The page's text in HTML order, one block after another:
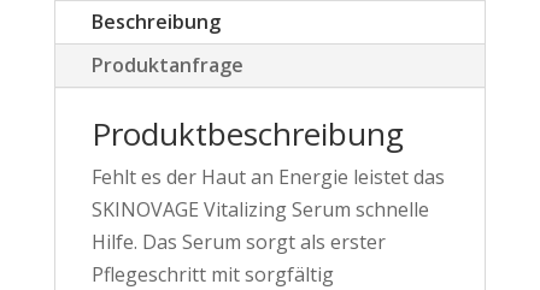
Beschreibung
Produktanfrage
Produktbeschreibung
Fehlt es der Haut an Energie leistet das
SKINOVAGE Vitalizing Serum schnelle
Hilfe. Das Serum sorgt als erster
Pflegeschritt mit sorgfältig